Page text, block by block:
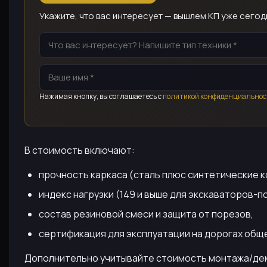
Укажите, что вас интересует — вышлем КП уже
Нажимая кнопку, вы соглашаетесь сполитикой
В стоимость включают:
прочность каркаса (сталь плюс синтетические
индекс нагрузки (149 и выше для экскаваторов-
состав резиновой смеси и защита от порезов,
сертификация для эксплуатации на дорогах
Дополнительно учитывайте стоимость монтажа/